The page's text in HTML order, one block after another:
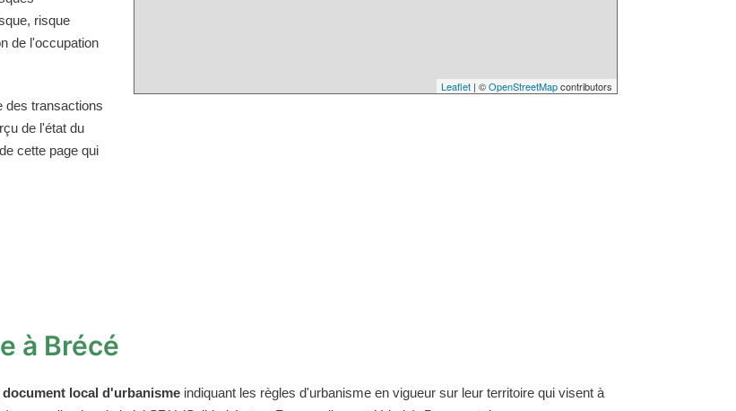
risque
de l'occupation
des transactions
de l'état du
cette page qui
Leaflet | ©OpenStreetMapcontributors
à Brécé
document local d'urbanisme indiquant les règles d'urbanisme en vigueur sur leur territoire qui visent à